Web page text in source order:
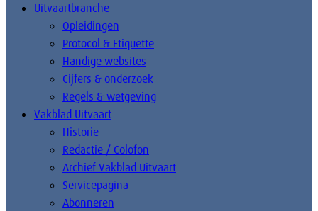
Uitvaartbranche
Opleidingen
Protocol & Etiquette
Handige websites
Cijfers & onderzoek
Regels & wetgeving
Vakblad Uitvaart
Historie
Redactie / Colofon
Archief Vakblad Uitvaart
Servicepagina
Abonneren